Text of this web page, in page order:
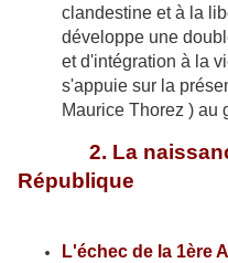
clandestine et à la
développe une
et d'intégration à la
s'appuie sur la
Maurice Thorez ) au
2. La naissance
République
L'échec de la 1ère